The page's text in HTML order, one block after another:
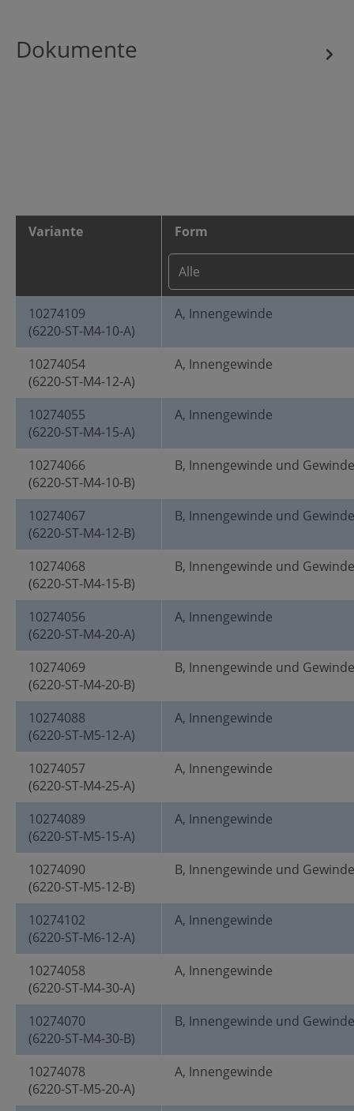
Dokumente
Variante Form
10274109
(6220-ST-M4-10-A)
A, Innengewinde
10274054
(6220-ST-M4-12-A)
A, Innengewinde
10274055
(6220-ST-M4-15-A)
A, Innengewinde
10274066
(6220-ST-M4-10-B)
B, Innengewinde und
10274067
(6220-ST-M4-12-B)
B, Innengewinde und
10274068
(6220-ST-M4-15-B)
B, Innengewinde und
10274056
(6220-ST-M4-20-A)
A, Innengewinde
10274069
(6220-ST-M4-20-B)
B, Innengewinde und
10274088
(6220-ST-M5-12-A)
A, Innengewinde
10274057
(6220-ST-M4-25-A)
A, Innengewinde
10274089
(6220-ST-M5-15-A)
A, Innengewinde
10274090
(6220-ST-M5-12-B)
B, Innengewinde und
10274102
(6220-ST-M6-12-A)
A, Innengewinde
10274058
(6220-ST-M4-30-A)
A, Innengewinde
10274070
(6220-ST-M4-30-B)
B, Innengewinde und
10274078
(6220-ST-M5-20-A)
A, Innengewinde